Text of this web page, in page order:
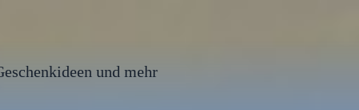
und mehr